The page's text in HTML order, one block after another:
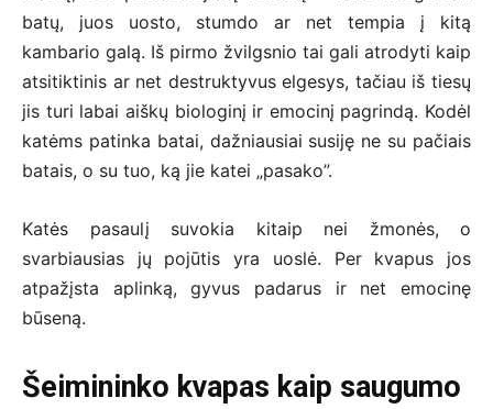
batų, juos uosto, stumdo ar net tempia į kitą
kambario galą. Iš pirmo žvilgsnio tai gali atrodyti kaip
atsitiktinis ar net destruktyvus elgesys, tačiau iš tiesų
jis turi labai aiškų biologinį ir emocinį pagrindą. Kodėl
katėms patinka batai, dažniausiai susiję ne su pačiais
batais, o su tuo, ką jie katei „pasako”.
Katės pasaulį suvokia kitaip nei žmonės, o
svarbiausias jų pojūtis yra uoslė. Per kvapus jos
atpažįsta aplinką, gyvus padarus ir net emocinę
būseną.
Šeimininko kvapas kaip saugumo